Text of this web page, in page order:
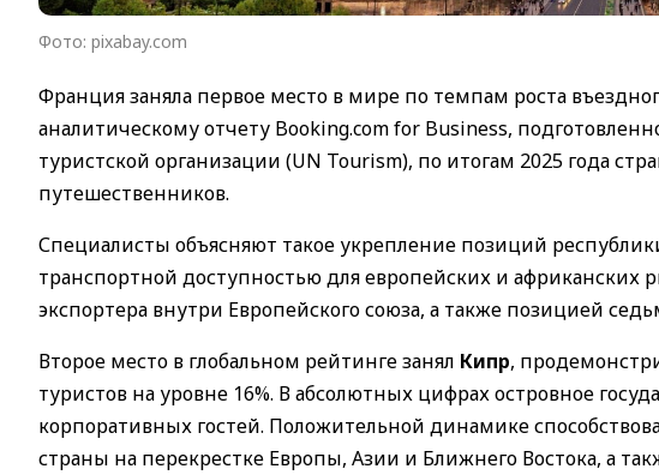
Фото: pixabay.com
Франция заняла первое место в мире по темпам роста
аналитическому отчету Booking.com for Business,
туристской организации (UN Tourism), по итогам 2025 года
путешественников.
Специалисты объясняют такое укрепление позиций
транспортной доступностью для европейских и африканских
экспортера внутри Европейского союза, а также позицией
Второе место в глобальном рейтинге занял Кипр,
туристов на уровне 16%. В абсолютных цифрах островное
корпоративных гостей. Положительной динамике
страны на перекрестке Европы, Азии и Ближнего Востока, а